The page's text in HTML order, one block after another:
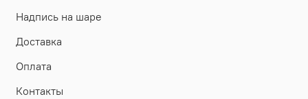
Надпись на шаре
Доставка
Оплата
Контакты